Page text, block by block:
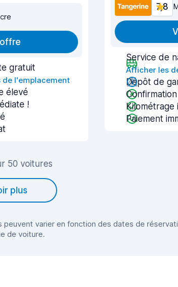
gratuit
l'emplacement
élevé
!
7,8
Service de
Afficher les
Dépôt de
Kilométrage
Paiement
50 voitures
plus
varier en fonction des dates de
de voiture.